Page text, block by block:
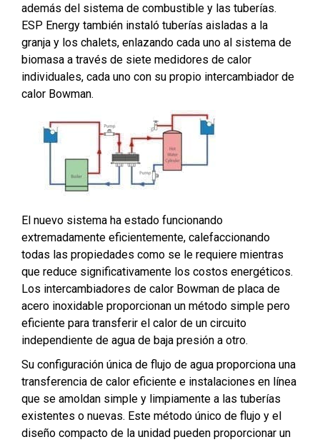
además del sistema de combustible y las tuberías.
ESP Energy también instaló tuberías aisladas a la
granja y los chalets, enlazando cada uno al sistema de
biomasa a través de siete medidores de calor
individuales, cada uno con su propio intercambiador de
calor Bowman.
El nuevo sistema ha estado funcionando
extremadamente eficientemente, calefaccionando
todas las propiedades como se le requiere mientras
que reduce significativamente los costos energéticos.
Los intercambiadores de calor Bowman de placa de
acero inoxidable proporcionan un método simple pero
eficiente para transferir el calor de un circuito
independiente de agua de baja presión a otro.
Su configuración única de flujo de agua proporciona una
transferencia de calor eficiente e instalaciones en línea
que se amoldan simple y limpiamente a las tuberías
existentes o nuevas. Este método único de flujo y el
diseño compacto de la unidad pueden proporcionar un